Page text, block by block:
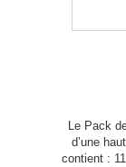
Le Pack
d’une
contient :